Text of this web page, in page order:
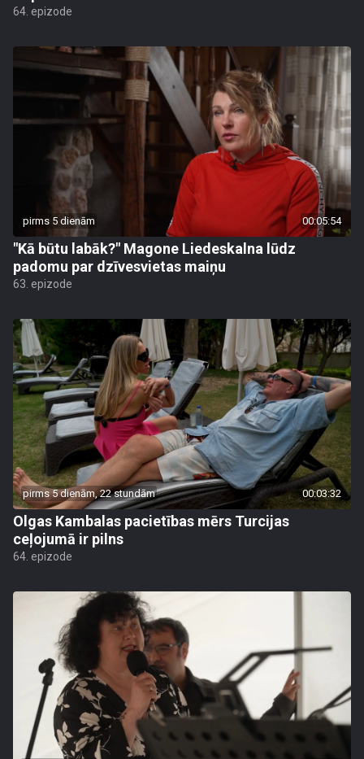
64. epizode
pirms 5 dienām 00:05:54
"Kā būtu labāk?" Magone Liedeskalna lūdz
padomu par dzīvesvietas maiņu
63. epizode
pirms 5 dienām, 22 stundām 00:03:32
Olgas Kambalas pacietības mērs Turcijas
ceļojumā ir pilns
64. epizode